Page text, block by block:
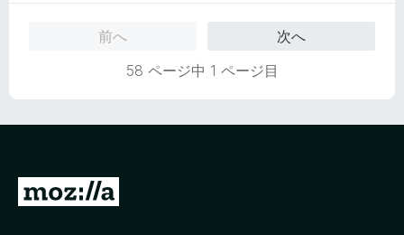
前へ
次へ
58 ページ中 1 ページ目
M